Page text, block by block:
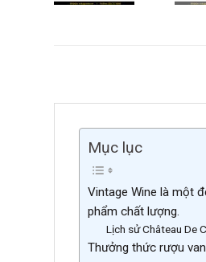
Mục lục
Vintage Wine là một
phẩm chất lượng.
Lịch sử Château De
Thưởng thức rượu